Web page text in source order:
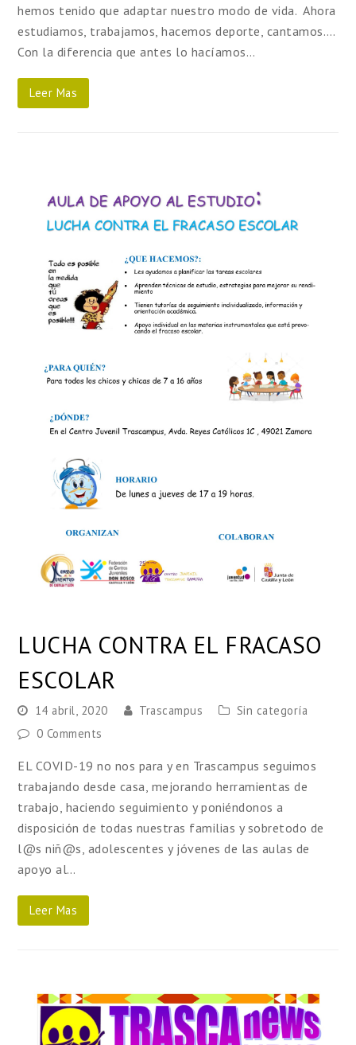
hemos tenido que adaptar nuestro modo de vida. Ahora
estudiamos, trabajamos, hacemos deporte, cantamos….
Con la diferencia que antes lo hacíamos…
Leer Mas
LUCHA CONTRA EL FRACASO
ESCOLAR
14 abril, 2020 Trascampus
Sin categoría
0 Comments
EL COVID-19 no nos para y en Trascampus seguimos
trabajando desde casa, mejorando herramientas de
trabajo, haciendo seguimiento y poniéndonos a
disposición de todas nuestras familias y sobretodo de
l@s niñ@s, adolescentes y jóvenes de las aulas de
apoyo al…
Leer Mas